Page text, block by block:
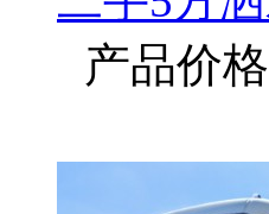
产品价